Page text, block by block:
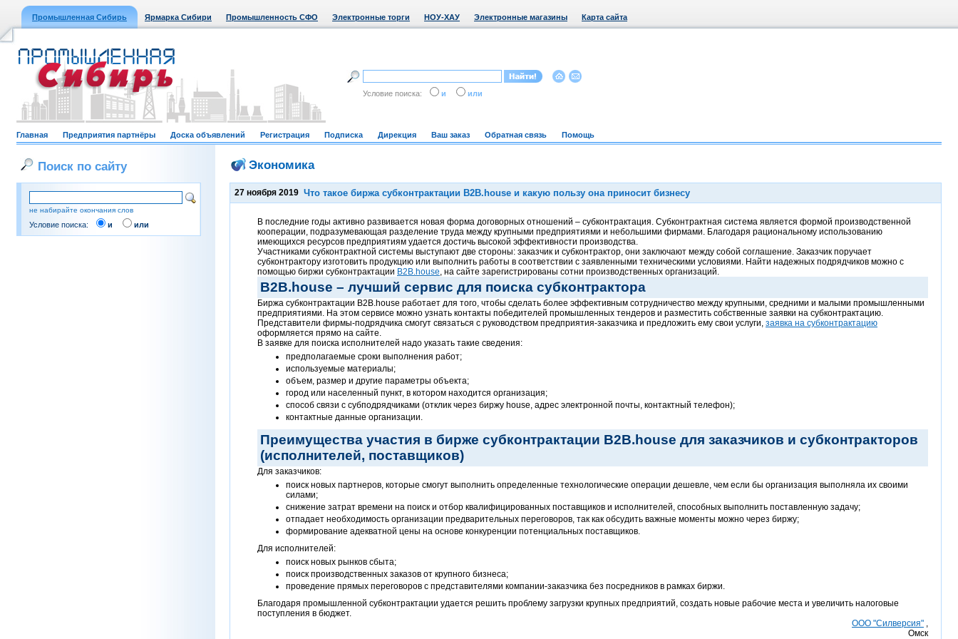
Промышленная Сибирь Ярмарка Сибири Промышленность СФО Электронные торги НОУ-ХАУ Электронные магазины Карта сайта
Условие поиска: и или
Главная Предприятия партнёры Доска объявлений Регистрация Подписка Дирекция Ваш заказ Обратная связь Помощь
Поиск по сайту
не набирайте окончания слов
Условие поиска: и или
Экономика
27 ноября 2019 Что такое биржа субконтрактации B2B.house и какую пользу она приносит бизнесу
В последние годы активно развивается новая форма договорных отношений – субконтрактация. Субконтрактная система является формой производственной
кооперации, подразумевающая разделение труда между крупными предприятиями и небольшими фирмами. Благодаря рациональному использованию
имеющихся ресурсов предприятиям удается достичь высокой эффективности производства.
Участниками субконтрактной системы выступают две стороны: заказчик и субконтрактор, они заключают между собой соглашение. Заказчик поручает
субконтрактору изготовить продукцию или выполнить работы в соответствии с заявленными техническими условиями. Найти надежных подрядчиков можно с
помощью биржи субконтрактации B2B.house, на сайте зарегистрированы сотни производственных организаций.
B2B.house – лучший сервис для поиска субконтрактора
Биржа субконтрактации B2B.house работает для того, чтобы сделать более эффективным сотрудничество между крупными, средними и малыми промышленными
предприятиями. На этом сервисе можно узнать контакты победителей промышленных тендеров и разместить собственные заявки на субконтрактацию.
Представители фирмы-подрядчика смогут связаться с руководством предприятия-заказчика и предложить ему свои услуги, заявка на субконтрактацию
оформляется прямо на сайте.
В заявке для поиска исполнителей надо указать такие сведения:
предполагаемые сроки выполнения работ;
используемые материалы;
объем, размер и другие параметры объекта;
город или населенный пункт, в котором находится организация;
способ связи с субподрядчиками (отклик через биржу house, адрес электронной почты, контактный телефон);
контактные данные организации.
Преимущества участия в бирже субконтрактации B2B.house для заказчиков и субконтракторов
(исполнителей, поставщиков)
Для заказчиков:
поиск новых партнеров, которые смогут выполнить определенные технологические операции дешевле, чем если бы организация выполняла их своими
силами;
снижение затрат времени на поиск и отбор квалифицированных поставщиков и исполнителей, способных выполнить поставленную задачу;
отпадает необходимость организации предварительных переговоров, так как обсудить важные моменты можно через биржу;
формирование адекватной цены на основе конкуренции потенциальных поставщиков.
Для исполнителей:
поиск новых рынков сбыта;
поиск производственных заказов от крупного бизнеса;
проведение прямых переговоров с представителями компании-заказчика без посредников в рамках биржи.
Благодаря промышленной субконтрактации удается решить проблему загрузки крупных предприятий, создать новые рабочие места и увеличить налоговые
поступления в бюджет.
ООО "Силверсия" ,
Омск